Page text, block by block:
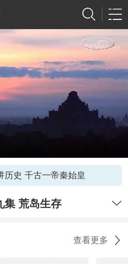
历史 千古一帝秦始皇
集 荒岛生存
查看更多